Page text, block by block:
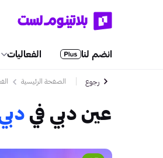
انضم لنا الفعاليات
رجوع الصفحة الرئيسية
عين دبي في